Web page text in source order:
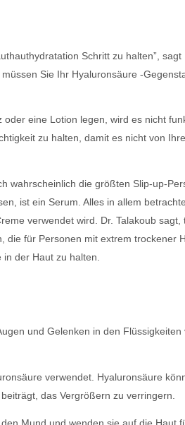
Schritt zu halten”, sagt
Sie Ihr Hyaluronsäure -
eine Lotion legen, wird es nicht
zu halten, damit es nicht von
wahrscheinlich die größten Slip-up-
ist ein Serum. Alles in allem
verwendet wird. Dr. Talakoub sagt,
für Personen mit extrem trockener
der Haut zu halten.
und Gelenken in den
verwendet. Hyaluronsäure
das Vergrößern zu verringern.
Mund und wenden sie auf die Haut